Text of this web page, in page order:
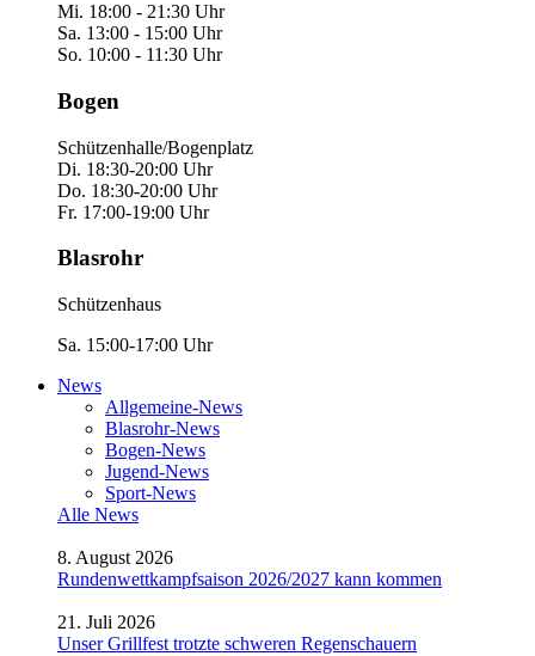
Mi. 18:00 - 21:30 Uhr
Sa. 13:00 - 15:00 Uhr
So. 10:00 - 11:30 Uhr
Bogen
Schützenhalle/Bogenplatz
Di. 18:30-20:00 Uhr
Do. 18:30-20:00 Uhr
Fr. 17:00-19:00 Uhr
Blasrohr
Schützenhaus
Sa. 15:00-17:00 Uhr
News
Allgemeine-News
Blasrohr-News
Bogen-News
Jugend-News
Sport-News
Alle News
8. August 2026
Rundenwettkampfsaison 2026/2027 kann kommen
21. Juli 2026
Unser Grillfest trotzte schweren Regenschauern